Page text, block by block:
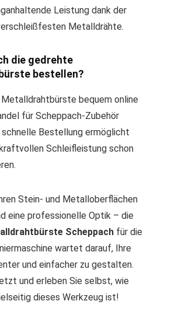
Leistung dank der
Metalldrähte.
die gedrehte
bestellen?
Metalldrahtbürste bequem online
für Scheppach-Zubehör
schnelle Bestellung ermöglicht
Schleifleistung schon
Stein- und Metalloberflächen
eine professionelle Optik – die
Scheppach für die
wartet darauf, Ihre
und einfacher zu gestalten.
und erleben Sie selbst, wie
dieses Werkzeug ist!